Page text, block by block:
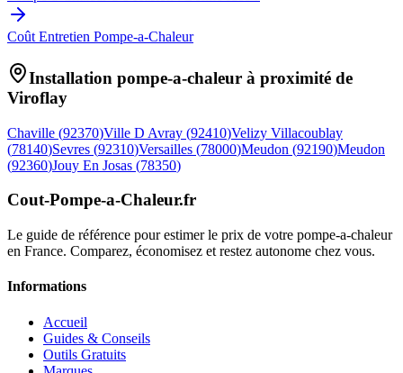
Coût Entretien Pompe-a-Chaleur
Installation pompe-a-chaleur à proximité de
Viroflay
Chaville (92370)Ville D Avray (92410)Velizy Villacoublay
(78140)Sevres (92310)Versailles (78000)Meudon (92190)Meudon
(92360)Jouy En Josas (78350)
Cout-Pompe-a-Chaleur.fr
Le guide de référence pour estimer le prix de votre pompe-a-chaleur
en France. Comparez, économisez et restez autonome chez vous.
Informations
Accueil
Guides & Conseils
Outils Gratuits